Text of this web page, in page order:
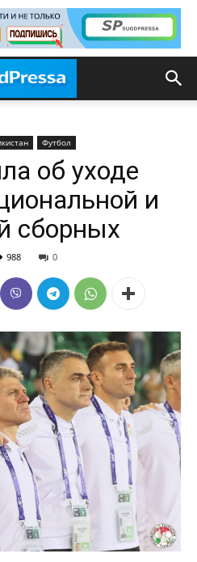
Футбол
об уходе
и
сборных
988 0